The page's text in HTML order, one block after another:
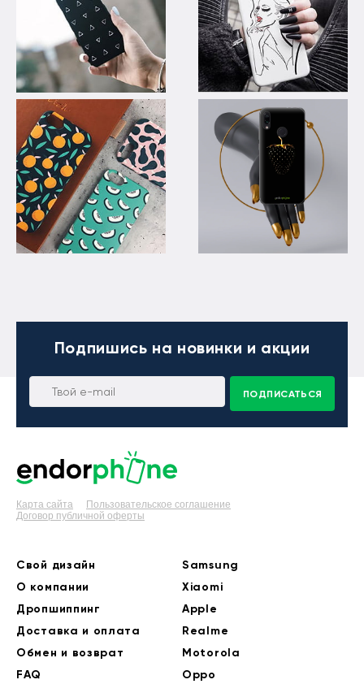
Подпишись на новинки и акции
ПОДПИСАТЬСЯ
Карта сайта
Пользовательское соглашение
Договор публичной оферты
Свой дизайн
О компании
Дропшиппинг
Доставка и оплата
Обмен и возврат
FAQ
Samsung
Xiaomi
Apple
Realme
Motorola
Oppo